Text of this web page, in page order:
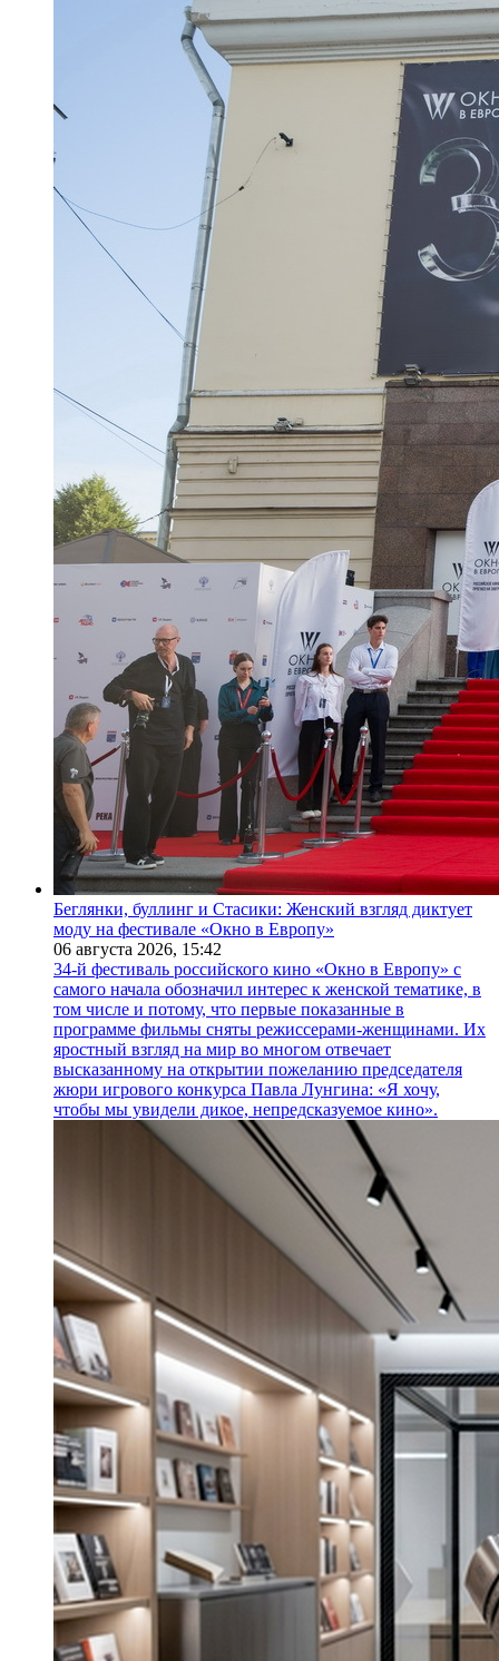
Беглянки, буллинг и Стасики: Женский взгляд диктует
моду на фестивале «Окно в Европу»
06 августа 2026, 15:42
34-й фестиваль российского кино «Окно в Европу» с
самого начала обозначил интерес к женской тематике, в
том числе и потому, что первые показанные в
программе фильмы сняты режиссерами-женщинами. Их
яростный взгляд на мир во многом отвечает
высказанному на открытии пожеланию председателя
жюри игрового конкурса Павла Лунгина: «Я хочу,
чтобы мы увидели дикое, непредсказуемое кино».